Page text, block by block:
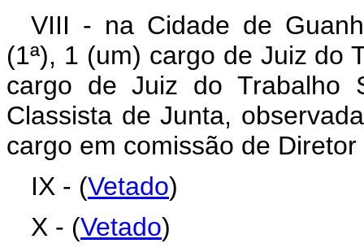
VIII - na Cidade de
(1ª), 1 (um) cargo de Juiz do
cargo de Juiz do Trabalho
Classista de Junta,
cargo em comissão de
IX - (Vetado)
X - (Vetado)